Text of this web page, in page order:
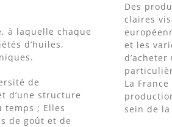
à laquelle chaque
d’huiles,
de
d’une structure
; Elles
de goût et de
Des
claires
et les
La
sein de